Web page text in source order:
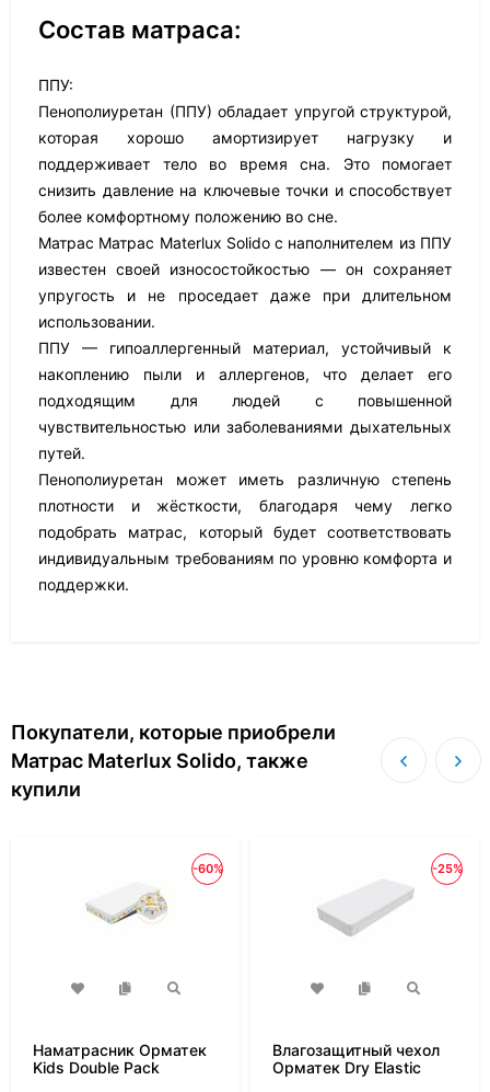
Состав матраса:
ППУ:
Пенополиуретан (ППУ) обладает упругой структурой,
которая хорошо амортизирует нагрузку и
поддерживает тело во время сна. Это помогает
снизить давление на ключевые точки и способствует
более комфортному положению во сне.
Матрас Матрас Materlux Solido с наполнителем из ППУ
известен своей износостойкостью — он сохраняет
упругость и не проседает даже при длительном
использовании.
ППУ — гипоаллергенный материал, устойчивый к
накоплению пыли и аллергенов, что делает его
подходящим для людей с повышенной
чувствительностью или заболеваниями дыхательных
путей.
Пенополиуретан может иметь различную степень
плотности и жёсткости, благодаря чему легко
подобрать матрас, который будет соответствовать
индивидуальным требованиям по уровню комфорта и
поддержки.
Покупатели, которые приобрели
Матрас Materlux Solido, также
купили
-60%
Наматрасник Орматек
Kids Double Pack
-25%
Влагозащитный чехол
Орматек Dry Elastic